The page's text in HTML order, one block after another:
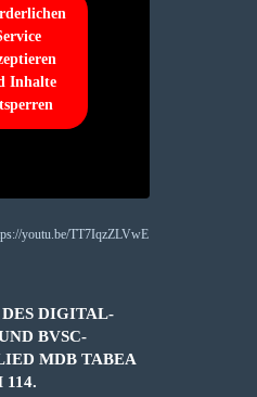
Inhalte
DIGITAL-
BVSC-
MDB TABEA
N